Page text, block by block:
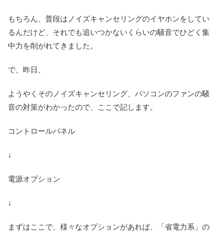
もちろん、普段はノイズキャンセリングのイヤホンをしてい
るんだけど、それでも追いつかないくらいの騒音でひどく集
中力を削がれてきました。
で、昨日、
ようやくそのノイズキャンセリング、パソコンのファンの騒
音の対策がわかったので、ここで記します。
コントロールパネル
↓
電源オプション
↓
まずはここで、様々なオプションがあれば、「省電力系」の